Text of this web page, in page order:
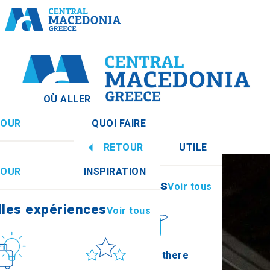
OÙ ALLER
Imathia
QUOI FAIRE
RETOUR UTILE
InformationsVoir tous
How to get there
INSPIRATION
expériencesVoir tous